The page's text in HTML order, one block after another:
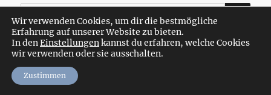
Suche
nach:
Wandern mit dem OWV Windischeschenbach-Neuhaus
Datenschutzerklärung
Wir verwenden Cookies, um dir die bestmögliche
Erfahrung auf unserer Website zu bieten.
In denEinstellungenkannst du erfahren, welche Cookies
wir verwenden oder sie ausschalten.
Zustimmen